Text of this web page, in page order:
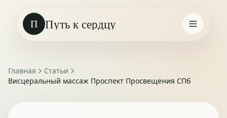
П Путь к сердцу
Главная
Статьи
Висцеральный массаж Проспект Просвещения СПб